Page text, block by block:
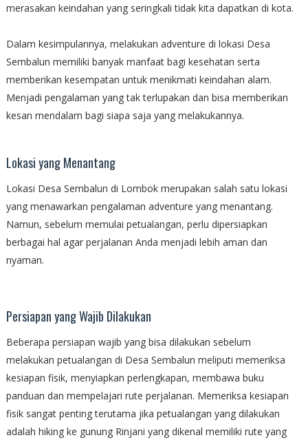
merasakan keindahan yang seringkali tidak kita dapatkan di kota.
Dalam kesimpulannya, melakukan adventure di lokasi Desa
Sembalun memiliki banyak manfaat bagi kesehatan serta
memberikan kesempatan untuk menikmati keindahan alam.
Menjadi pengalaman yang tak terlupakan dan bisa memberikan
kesan mendalam bagi siapa saja yang melakukannya.
Lokasi yang Menantang
Lokasi Desa Sembalun di Lombok merupakan salah satu lokasi
yang menawarkan pengalaman adventure yang menantang.
Namun, sebelum memulai petualangan, perlu dipersiapkan
berbagai hal agar perjalanan Anda menjadi lebih aman dan
nyaman.
Persiapan yang Wajib Dilakukan
Beberapa persiapan wajib yang bisa dilakukan sebelum
melakukan petualangan di Desa Sembalun meliputi memeriksa
kesiapan fisik, menyiapkan perlengkapan, membawa buku
panduan dan mempelajari rute perjalanan. Memeriksa kesiapan
fisik sangat penting terutama jika petualangan yang dilakukan
adalah hiking ke gunung Rinjani yang dikenal memiliki rute yang